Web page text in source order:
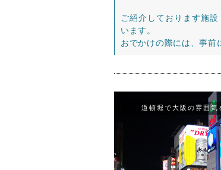
ご紹介しております施
います。
おでかけの際には、事前
道頓堀で大阪の雰囲気